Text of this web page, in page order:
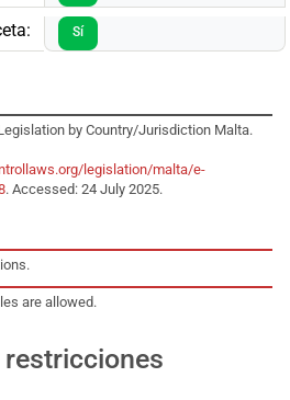
Sí
by Country/Jurisdiction Malta.
legislation/malta/e-
. Accessed: 24 July 2025.
are allowed.
restricciones